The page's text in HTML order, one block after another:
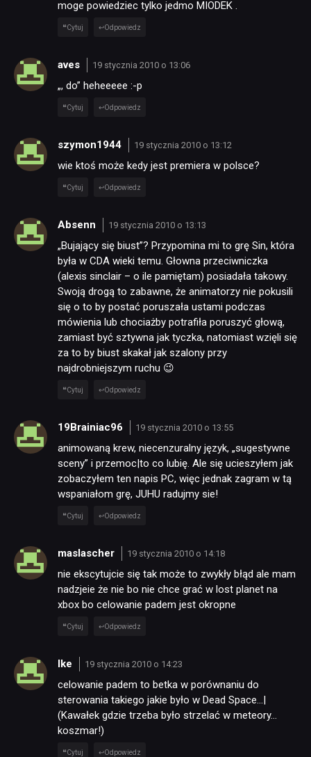
moge powiedziec tylko jedmo MIODEK .
Cytuj Odpowiedz
aves 19 stycznia 2010 o 13:06
„, do” heheeeee :-p
Cytuj Odpowiedz
szymon1944 19 stycznia 2010 o 13:12
wie ktoś może kedy jest premiera w polsce?
Cytuj Odpowiedz
Absenn 19 stycznia 2010 o 13:13
„Bujający się biust”? Przypomina mi to grę Sin, która
była w CDA wieki temu. Głowna przeciwniczka
(alexis sinclair – o ile pamiętam) posiadała takowy.
Swoją drogą to zabawne, że animatorzy nie pokusili
się o to by postać poruszała ustami podczas
mówienia lub chociażby potrafiła poruszyć głową,
zamiast być sztywna jak tyczka, natomiast wzięli się
za to by biust skakał jak szalony przy
najdrobniejszym ruchu 😉
Cytuj Odpowiedz
19Brainiac96 19 stycznia 2010 o 13:55
animowaną krew, niecenzuralny język, „sugestywne
sceny” i przemoc|to co lubię. Ale się ucieszyłem jak
zobaczyłem ten napis PC, więc jednak zagram w tą
wspaniałom grę, JUHU radujmy sie!
Cytuj Odpowiedz
maslascher 19 stycznia 2010 o 14:18
nie ekscytujcie się tak może to zwykły błąd ale mam
nadzjeie że nie bo nie chce grać w lost planet na
xbox bo celowanie padem jest okropne
Cytuj Odpowiedz
Ike 19 stycznia 2010 o 14:23
celowanie padem to betka w porównaniu do
sterowania takiego jakie było w Dead Space…|
(Kawałek gdzie trzeba było strzelać w meteory…
koszmar!)
Cytuj Odpowiedz